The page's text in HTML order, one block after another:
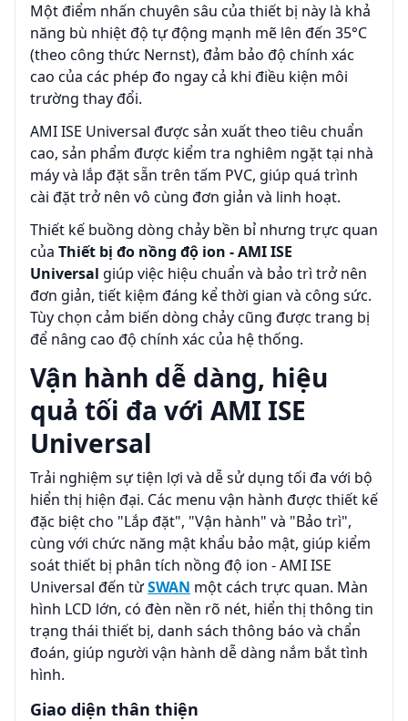
Một điểm nhấn chuyên sâu của thiết bị này là khả
năng bù nhiệt độ tự động mạnh mẽ lên đến 35°C
(theo công thức Nernst), đảm bảo độ chính xác
cao của các phép đo ngay cả khi điều kiện môi
trường thay đổi.
AMI ISE Universal được sản xuất theo tiêu chuẩn
cao, sản phẩm được kiểm tra nghiêm ngặt tại nhà
máy và lắp đặt sẵn trên tấm PVC, giúp quá trình
cài đặt trở nên vô cùng đơn giản và linh hoạt.
Thiết kế buồng dòng chảy bền bỉ nhưng trực quan
của Thiết bị đo nồng độ ion - AMI ISE
Universal giúp việc hiệu chuẩn và bảo trì trở nên
đơn giản, tiết kiệm đáng kể thời gian và công sức.
Tùy chọn cảm biến dòng chảy cũng được trang bị
để nâng cao độ chính xác của hệ thống.
Vận hành dễ dàng, hiệu
quả tối đa với AMI ISE
Universal
Trải nghiệm sự tiện lợi và dễ sử dụng tối đa với bộ
hiển thị hiện đại. Các menu vận hành được thiết kế
đặc biệt cho "Lắp đặt", "Vận hành" và "Bảo trì",
cùng với chức năng mật khẩu bảo mật, giúp kiểm
soát thiết bị phân tích nồng độ ion - AMI ISE
Universal đến từSWAN một cách trực quan. Màn
hình LCD lớn, có đèn nền rõ nét, hiển thị thông tin
trạng thái thiết bị, danh sách thông báo và chẩn
đoán, giúp người vận hành dễ dàng nắm bắt tình
hình.
Giao diện thân thiện